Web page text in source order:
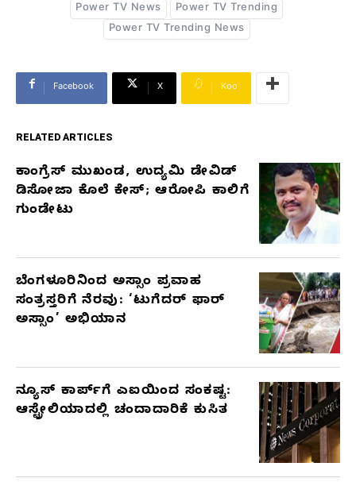
Power TV News
Power TV Trending
Power TV Trending News
Facebook X Koo
RELATED ARTICLES
RELATED
ಕಾಂಗ್ರೆಸ್‌ ಮುಖಂಡ, ಉದ್ಯಮಿ ಡೇವಿಡ್‌
ಡಿಸೋಜಾ ಕೊಲೆ ಕೇಸ್;‌ ಆರೋಪಿ ಕಾಲಿಗೆ
ಗುಂಡೇಟು
ಬೆಂಗಳೂರಿನಿಂದ ಅಸ್ಸಾಂ ಪ್ರವಾಹ
ಸಂತ್ರಸ್ತರಿಗೆ ನೆರವು: ‘ಟುಗೆದರ್ ಫಾರ್
ಅಸ್ಸಾಂ’ ಅಭಿಯಾನ
ನ್ಯೂಸ್ ಕಾರ್ಪ್‌ಗೆ ಎಐಯಿಂದ ಸಂಕಷ್ಟ:
ಆಸ್ಟ್ರೇಲಿಯಾದಲ್ಲಿ ಚಂದಾದಾರಿಕೆ ಕುಸಿತ